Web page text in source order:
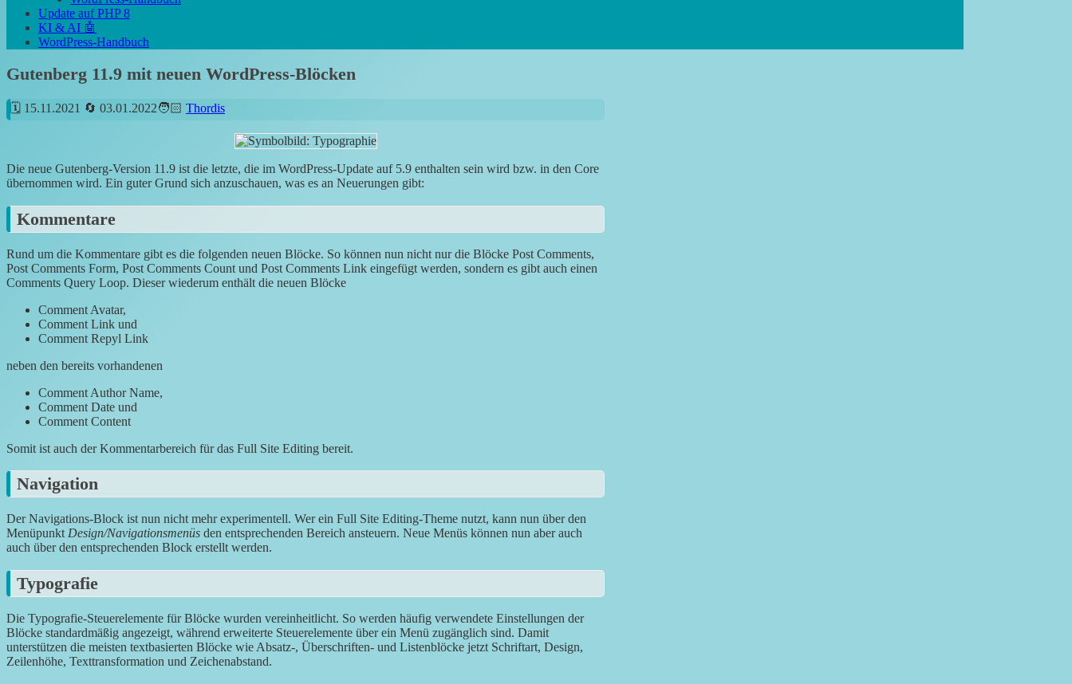
Update auf PHP 8
KI & AI 🤖
WordPress-Handbuch
Gutenberg 11.9 mit neuen WordPress-Blöcken
15.11.2021 03.01.2022 Thordis
Die neue Gutenberg-Version 11.9 ist die letzte, die im WordPress-Update auf 5.9 enthalten sein wird bzw. in den Core
übernommen wird. Ein guter Grund sich anzuschauen, was es an Neuerungen gibt:
Kommentare
Rund um die Kommentare gibt es die folgenden neuen Blöcke. So können nun nicht nur die Blöcke Post Comments,
Post Comments Form, Post Comments Count und Post Comments Link eingefügt werden, sondern es gibt auch einen
Comments Query Loop. Dieser wiederum enthält die neuen Blöcke
Comment Avatar,
Comment Link und
Comment Repyl Link
neben den bereits vorhandenen
Comment Author Name,
Comment Date und
Comment Content
Somit ist auch der Kommentarbereich für das Full Site Editing bereit.
Navigation
Der Navigations-Block ist nun nicht mehr experimentell. Wer ein Full Site Editing-Theme nutzt, kann nun über den
Menüpunkt Design/Navigationsmenüs den entsprechenden Bereich ansteuern. Neue Menüs können nun aber auch
auch über den entsprechenden Block erstellt werden.
Typografie
Die Typografie-Steuerelemente für Blöcke wurden vereinheitlicht. So werden häufig verwendete Einstellungen der
Blöcke standardmäßig angezeigt, während erweiterte Steuerelemente über ein Menü zugänglich sind. Damit
unterstützen die meisten textbasierten Blöcke wie Absatz-, Überschriften- und Listenblöcke jetzt Schriftart, Design,
Zeilenhöhe, Texttransformation und Zeichenabstand.